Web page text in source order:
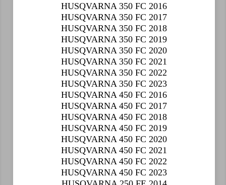
HUSQVARNA 350 FC 2016
HUSQVARNA 350 FC 2017
HUSQVARNA 350 FC 2018
HUSQVARNA 350 FC 2019
HUSQVARNA 350 FC 2020
HUSQVARNA 350 FC 2021
HUSQVARNA 350 FC 2022
HUSQVARNA 350 FC 2023
HUSQVARNA 450 FC 2016
HUSQVARNA 450 FC 2017
HUSQVARNA 450 FC 2018
HUSQVARNA 450 FC 2019
HUSQVARNA 450 FC 2020
HUSQVARNA 450 FC 2021
HUSQVARNA 450 FC 2022
HUSQVARNA 450 FC 2023